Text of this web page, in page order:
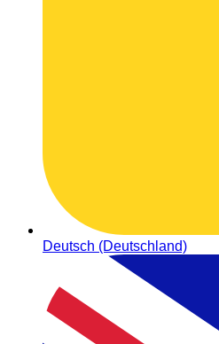
Deutsch (Deutschland)